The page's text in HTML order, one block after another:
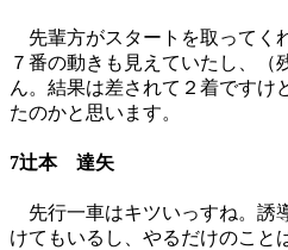
先輩方がスタートを取ってく
７番の動きも見えていたし、（
ん。結果は差されて２着ですけ
たのかと思います。
7辻本 達矢
先行一車はキツいっすね。誘
けてもいるし、やるだけのこと